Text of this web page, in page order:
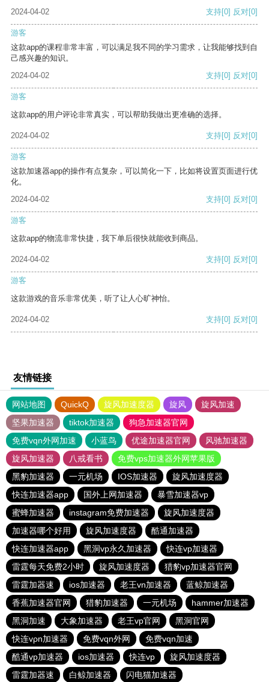
2024-04-02 支持[0] 反对[0]
游客
这款app的课程非常丰富，可以满足我不同的学习需求，让我能够找到自
己感兴趣的知识。
2024-04-02
支持[0] 反对[0]
游客
这款app的用户评论非常真实，可以帮助我做出更准确的选择。
2024-04-02 支持[0] 反对[0]
游客
这款加速器app的操作有点复杂，可以简化一下，比如将设置页面进行优
化。
2024-04-02
支持[0] 反对[0]
游客
这款app的物流非常快捷，我下单后很快就能收到商品。
2024-04-02 支持[0] 反对[0]
游客
这款游戏的音乐非常优美，听了让人心旷神怡。
2024-04-02 支持[0] 反对[0]
友情链接
网站地图 QuickQ 旋风加速度器 旋风
旋风加速
坚果加速器
tiktok加速器
狗急加速器官网
免费vqn外网加速
小蓝鸟 优途加速器官网
风驰加速器
旋风加速器
八戒看书
免费vps加速器外网苹果版
黑豹加速器
一元机场 IOS加速器
旋风加速度器
快连加速器app
国外上网加速器
暴雪加速器vp
蜜蜂加速器
instagram免费加速器
旋风加速度器
加速器哪个好用
旋风加速度器
酷通加速器
快连加速器app
黑洞vp永久加速器
快连vp加速器
雷霆每天免费2小时
旋风加速度器
猎豹vp加速器官网
雷霆加器速
ios加速器 老王vn加速器
蓝鲸加速器
香蕉加速器官网
猎豹加速器 一元机场
hammer加速器
黑洞加速
大象加速器 老王vp官网
黑洞官网
快连vρn加速器
免费vqn外网
免费vqn加速
酷通vp加速器
ios加速器 快连vp
旋风加速度器
雷霆加器速
白鲸加速器 闪电猫加速器